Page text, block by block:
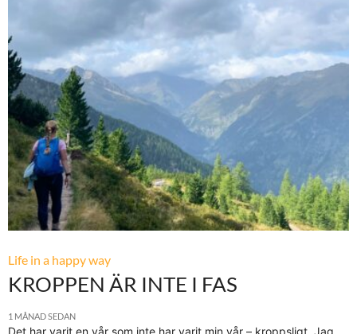
Life in a happy way
KROPPEN ÄR INTE I FAS
1 MÅNAD SEDAN
Det har varit en vår som inte har varit min vår – kroppsligt. Jag